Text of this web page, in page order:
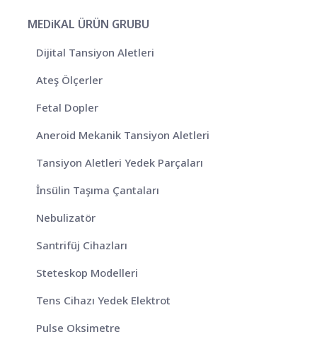
MEDiKAL ÜRÜN GRUBU
Dijital Tansiyon Aletleri
Ateş Ölçerler
Fetal Dopler
Aneroid Mekanik Tansiyon Aletleri
Tansiyon Aletleri Yedek Parçaları
İnsülin Taşıma Çantaları
Nebulizatör
Santrifüj Cihazları
Steteskop Modelleri
Tens Cihazı Yedek Elektrot
Pulse Oksimetre